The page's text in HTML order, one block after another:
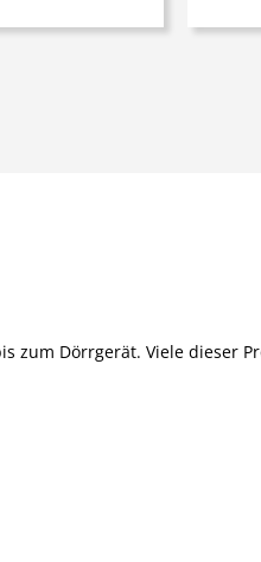
zum Dörrgerät. Viele dieser